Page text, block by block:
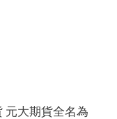
元大期貨全名為